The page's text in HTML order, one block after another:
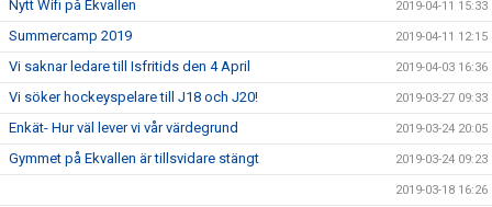
Nytt Wifi på Ekvallen 2019-04-11 15:33
Summercamp 2019 2019-04-11 12:15
Vi saknar ledare till Isfritids den 4 April 2019-04-03 16:36
Vi söker hockeyspelare till J18 och J20! 2019-03-27 09:33
Enkät- Hur väl lever vi vår värdegrund 2019-03-24 20:05
Gymmet på Ekvallen är tillsvidare stängt 2019-03-24 09:23
2019-03-18 16:26